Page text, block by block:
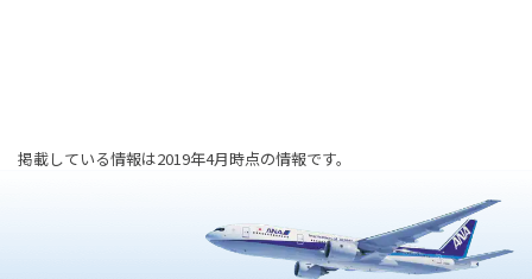
掲載している情報は2019年4月時点の情報です。